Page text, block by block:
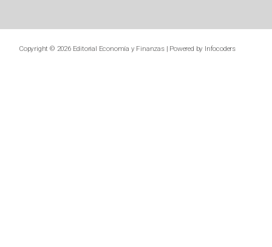
Copyright © 2026 Editorial Economía y Finanzas | Powered by Infocoders